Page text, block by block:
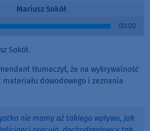
Mariusz Sokół
00:00
Sokół.
tłumaczył, że na wykrywalność
materiału dowodowego i zeznania
nie mamy aż takiego wpływu, jak